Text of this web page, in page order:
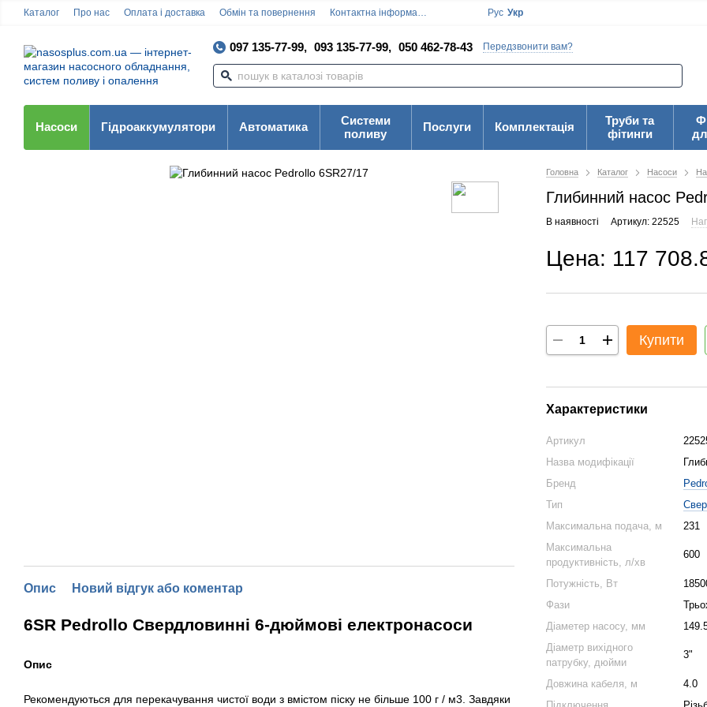
Каталог Про нас Оплата і доставка Обмін та повернення Контактна інформація Угода користувача
Рус Укр
097 135-77-99, 093 135-77-99, 050 462-78-43 Передзвонити вам?
Насоси Гідроаккумулятори Автоматика
Системи
поливу
Послуги Комплектація
Труби та
фітинги
Опис Новий відгук або коментар
6SR Pedrollo Свердловинні 6-дюймові електронасоси
Oпис
Рекомендуються для перекачування чистої води з вмістом піску не більше 100 г / м3. Завдяки
Головна Каталог Насоси
Глибинний насос
В наявності Артикул: 22525
Цена: 117
Купити
Характеристики
Артикул
Назва модифікації
Бренд
Тип
Максимальна подача, м
231
Максимальна
продуктивність, л/хв
600
Потужність, Вт
Фази
Діаметер насосу, мм
Діаметр вихідного
патрубку, дюйми
3"
Довжина кабеля, м
4.0